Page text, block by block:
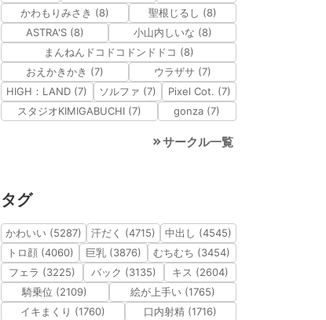
かわもりみさき (8)
聖根じるし (8)
ASTRA'S (8)
小山内しいな (8)
まんねんドコドコドンドドコ (8)
おえかきかき (7)
ウラザサ (7)
HIGH：LAND (7)
ソルファ (7)
Pixel Cot. (7)
スタジオKIMIGABUCHI (7)
gonza (7)
サークル一覧
タグ
かわいい (5287) 汗だく (4715)
中出し (4545)
トロ顔 (4060)
巨乳 (3876)
むちむち (3454)
フェラ (3225)
バック (3135)
キス (2604)
騎乗位 (2109)
絵が上手い (1765)
イキまくり (1760)
口内射精 (1716)